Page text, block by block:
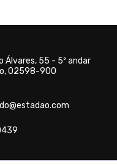
Álvares, 55 - 5º andar
02598-900